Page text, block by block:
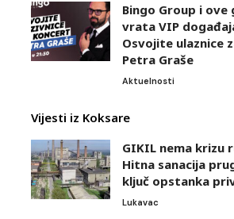
Bingo Group i
vrata VIP
Osvojite ulaznice
Petra Graše
Aktuelnosti
Vijesti iz Koksare
GIKIL nema krizu
Hitna sanacija
ključ opstanka
Lukavac